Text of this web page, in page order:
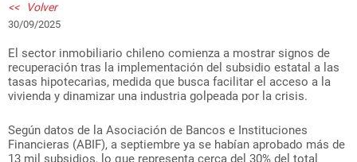
<< Volver
30/09/2025
El sector inmobiliario chileno comienza a mostrar signos de
recuperación tras la implementación del subsidio estatal a las
tasas hipotecarias, medida que busca facilitar el acceso a la
vivienda y dinamizar una industria golpeada por la crisis.
Según datos de la Asociación de Bancos e Instituciones
Financieras (ABIF), a septiembre ya se habían aprobado más de
13 mil subsidios, lo que representa cerca del 30% del total